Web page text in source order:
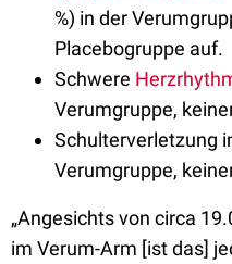
%) in der
Placebogruppe auf.
Schwere
Verumgruppe,
Schulterverletzung
Verumgruppe,
„Angesichts von circa
im Verum-Arm [ist das]